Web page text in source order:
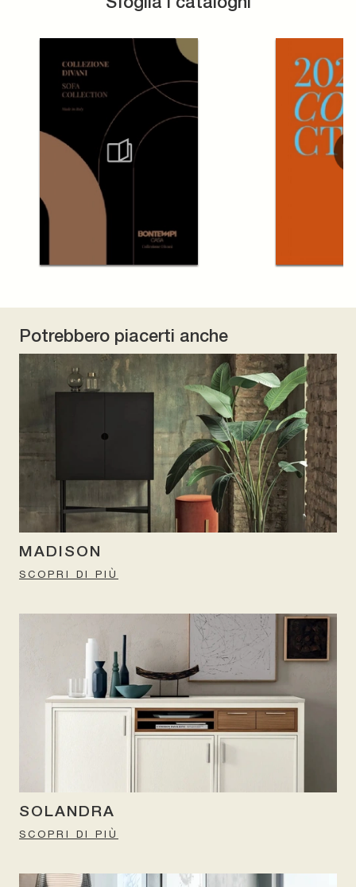
Potrebbero piacerti anche
MADISON
SCOPRI DI PIÙ
SOLANDRA
SCOPRI DI PIÙ